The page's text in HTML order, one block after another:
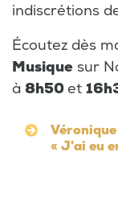
indiscrétions
Écoutez dès
Musique sur
à 8h50et
« J'ai eu